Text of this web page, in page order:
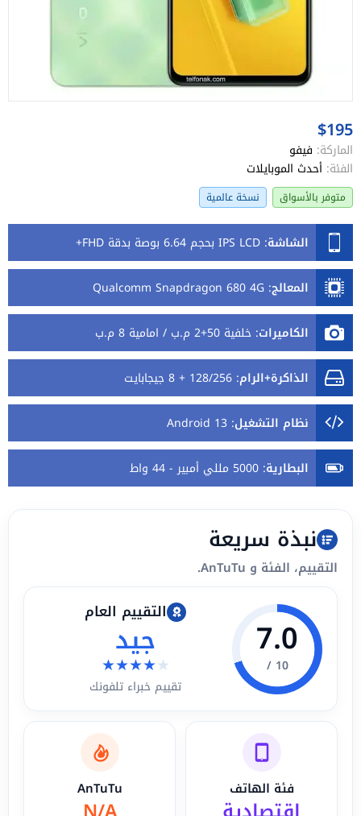
$195
الماركة: فيفو
الفئة: أحدث الموبايلات
متوفر بالأسواق نسخة عالمية
الشاشة: IPS LCD بحجم 6.64 بوصة بدقة FHD+
المعالج:
Qualcomm Snapdragon 680 4G
الكاميرات: خلفية 50+2 م.ب / امامية 8 م.ب
الذاكرة+الرام: 128/256 + 8 جيجابايت
نظام التشغيل:
Android 13
البطارية: 5000 مللي أمبير - 44 واط
نبذة سريعة
التقييم، الفئة و AnTuTu.
7.0
10 /
التقييم العام
جيد
★★★★★
تقييم خبراء تلفونك
فئة الهاتف AnTuTu